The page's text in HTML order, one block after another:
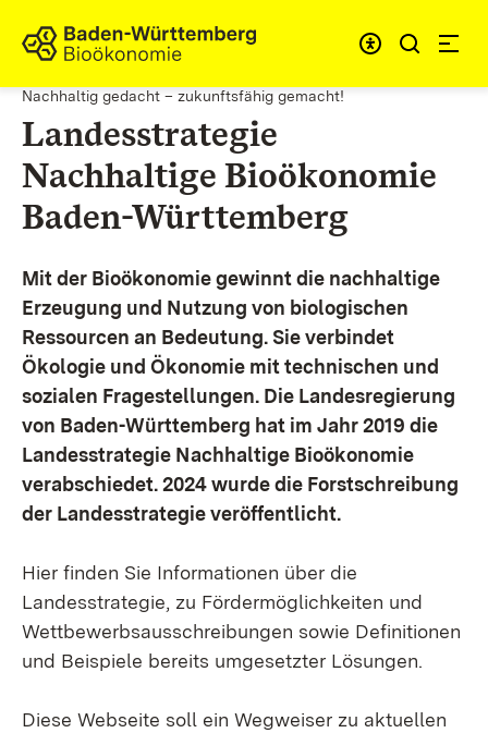
Zum Inhalt springen
Link zur Startseite
Nachhaltig gedacht – zukunftsfähig gemacht!
Landesstrategie
Nachhaltige Bioökonomie
Baden-Württemberg
Mit der Bioökonomie gewinnt die nachhaltige
Erzeugung und Nutzung von biologischen
Ressourcen an Bedeutung. Sie verbindet
Ökologie und Ökonomie mit technischen und
sozialen Fragestellungen. Die Landesregierung
von Baden-Württemberg hat im Jahr 2019 die
Landesstrategie Nachhaltige Bioökonomie
verabschiedet. 2024 wurde die Forstschreibung
der Landesstrategie veröffentlicht.
Hier finden Sie Informationen über die
Landesstrategie, zu Fördermöglichkeiten und
Wettbewerbsausschreibungen sowie Definitionen
und Beispiele bereits umgesetzter Lösungen.
Diese Webseite soll ein Wegweiser zu aktuellen